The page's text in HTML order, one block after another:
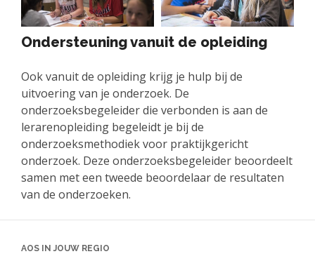
Ondersteuning vanuit de opleiding
Ook vanuit de opleiding krijg je hulp bij de
uitvoering van je onderzoek. De
onderzoeksbegeleider die verbonden is aan de
lerarenopleiding begeleidt je bij de
onderzoeksmethodiek voor praktijkgericht
onderzoek. Deze onderzoeksbegeleider beoordeelt
samen met een tweede beoordelaar de resultaten
van de onderzoeken.
AOS IN JOUW REGIO